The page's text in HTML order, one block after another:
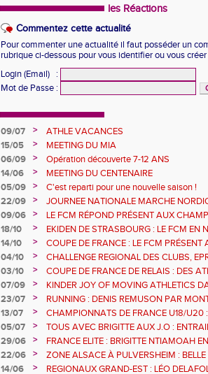
les Réactions
Commentez cette actualité
Pour commenter une actualité il faut posséder un
rubrique ci-dessous pour vous identifier ou vous
Login (Email)
:
Mot de Passe :
09/07 >
ATHLE VACANCES
15/05
>
MEETING DU MIA
06/09
>
Opération découverte 7-12 ANS
14/06
>
MEETING DU CENTENAIRE
05/09
>
C'est reparti pour une nouvelle saison !
22/09
>
JOURNEE NATIONALE MARCHE
09/06
>
LE FCM RÉPOND PRÉSENT AUX
DÉPARTEMENTAUX 68
18/10 >
EKIDEN DE STRASBOURG : LE FCM EN
14/10
>
COUPE DE FRANCE : LE FCM PRÉSENT
04/10
>
CHALLENGE REGIONAL DES CLUBS,
URBAN ATHLE ET GMTU : LES
FCM
03/10 >
COUPE DE FRANCE DE RELAIS : DES
SERONT AVEC LE 4X200M DE L'EGMA
07/09 >
KINDER JOY OF MOVING ATHLETICS
MULHOUSE 1893 OUVRE SES PORTES
23/07 >
RUNNING : DENIS REMUSON PAR
13/07
>
CHAMPIONNATS DE FRANCE U18/U20
RECORD
05/07 >
TOUS AVEC BRIGITTE AUX J.O :
L'ILL JEUDI 8 JUILLET
29/06 >
FRANCE ELITE : BRIGITTE NTIAMOAH
DEUXIEMES JO
22/06 >
ZONE ALSACE À PULVERSHEIM :
14/06
>
REGIONAUX GRAND-EST : LÉO